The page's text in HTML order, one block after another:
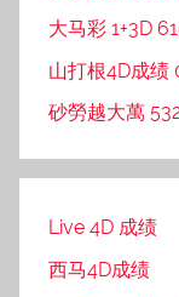
大马彩 1+3D
山打根4D成
砂勞越大萬
Live 4D 成绩
西马4D成绩